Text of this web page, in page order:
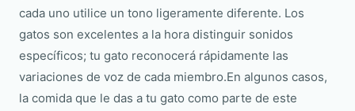
cada uno utilice un tono ligeramente diferente. Los
gatos son excelentes a la hora distinguir sonidos
específicos; tu gato reconocerá rápidamente las
variaciones de voz de cada miembro.En algunos casos,
la comida que le das a tu gato como parte de este